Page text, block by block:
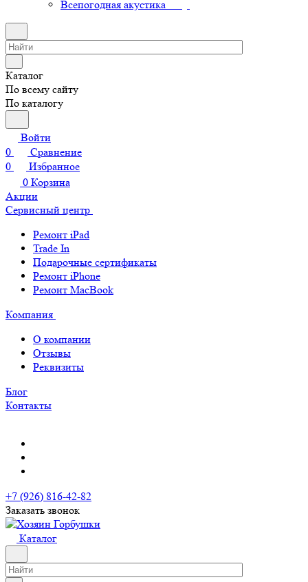
Всепогодная акустика
Каталог
По всему сайту
По каталогу
Войти
0
Сравнение
0
Избранное
0 Корзина
Акции
Сервисный центр
Ремонт iPad
Trade In
Подарочные сертификаты
Ремонт iPhone
Ремонт MacBook
Компания
О компании
Отзывы
Реквизиты
Блог
Контакты
+7 (926) 816-42-82
Заказать звонок
Каталог